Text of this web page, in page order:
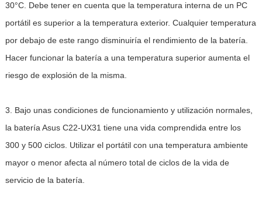
30°C. Debe tener en cuenta que la temperatura interna de un PC
portátil es superior a la temperatura exterior. Cualquier temperatura
por debajo de este rango disminuiría el rendimiento de la batería.
Hacer funcionar la batería a una temperatura superior aumenta el
riesgo de explosión de la misma.
3. Bajo unas condiciones de funcionamiento y utilización normales,
la batería Asus C22-UX31 tiene una vida comprendida entre los
300 y 500 ciclos. Utilizar el portátil con una temperatura ambiente
mayor o menor afecta al número total de ciclos de la vida de
servicio de la batería.